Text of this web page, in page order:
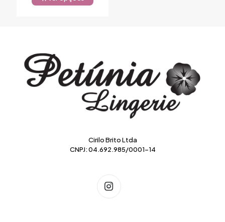
podem
ser
escolhidas
Cirilo Brito Ltda
CNPJ: 04.692.985/0001-14